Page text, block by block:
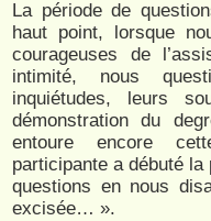
La période de
haut point, lorsque
courageuses de
intimité, nous
inquiétudes, leurs
démonstration du
entoure encore
participante a débuté
questions en nous
excisée… ».